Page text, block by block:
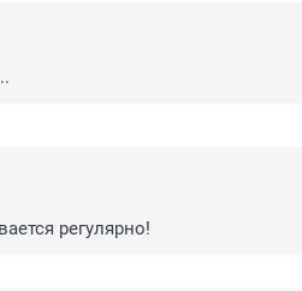
регулярно!